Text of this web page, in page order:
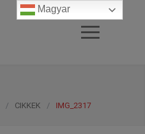
/ CIKKEK / IMG_2317
Magyar